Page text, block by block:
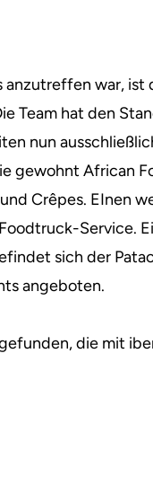
war, ist
Team hat den
nun
gewohnt African
Crêpes. EInen
Service.
sich der
angeboten.
die mit